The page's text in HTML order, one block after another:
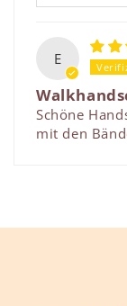
E
Schöne
mit den